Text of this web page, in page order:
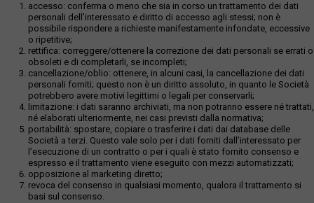
accesso: conferma o meno che sia in corso un trattamento dei dati
personali dell’interessato e diritto di accesso agli stessi; non è
possibile rispondere a richieste manifestamente infondate, eccessive
o ripetitive;
rettifica: correggere/ottenere la correzione dei dati personali se errati o
obsoleti e di completarli, se incompleti;
cancellazione/oblio: ottenere, in alcuni casi, la cancellazione dei dati
personali forniti; questo non è un diritto assoluto, in quanto le Società
potrebbero avere motivi legittimi o legali per conservarli;
limitazione: i dati saranno archiviati, ma non potranno essere né trattati,
né elaborati ulteriormente, nei casi previsti dalla normativa;
portabilità: spostare, copiare o trasferire i dati dai database delle
Società a terzi. Questo vale solo per i dati forniti dall’interessato per
l’esecuzione di un contratto o per i quali è stato fornito consenso e
espresso e il trattamento viene eseguito con mezzi automatizzati;
opposizione al marketing diretto;
revoca del consenso in qualsiasi momento, qualora il trattamento si
basi sul consenso.